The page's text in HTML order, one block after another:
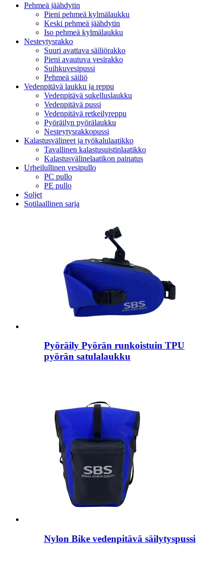
Pehmeä jäähdytin
Pieni pehmeä kylmälaukku
Keski pehmeä jäähdytin
Iso pehmeä kylmälaukku
Nesteytysrakko
Suuri avattava säiliörakko
Pieni avautuva vesirakko
Suihkuvesipussi
Pehmeä säiliö
Vedenpitävä laukku ja reppu
Vedenpitävä sukelluslaukku
Vedenpitävä pussi
Vedenpitävä retkeilyreppu
Pyöräilyn pyörälaukku
Nesteytysrakkopussi
Kalastusvälineet ja työkalulaatikko
Tavallinen kalastusuistinlaatikko
Kalastusvälinelaatikon painatus
Urheilullinen vesipullo
PC pullo
PE pullo
Soljet
Sotilaallinen sarja
Pyöräily Pyörän runkoistuin TPU
pyörän satulalaukku
Nylon Bike vedenpitävä säilytyspussi